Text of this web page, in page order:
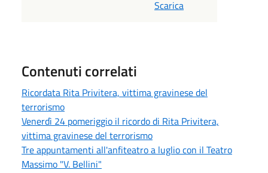
Scarica
Contenuti correlati
Ricordata Rita Privitera, vittima gravinese del
terrorismo
Venerdì 24 pomeriggio il ricordo di Rita Privitera,
vittima gravinese del terrorismo
Tre appuntamenti all'anfiteatro a luglio con il Teatro
Massimo "V. Bellini"